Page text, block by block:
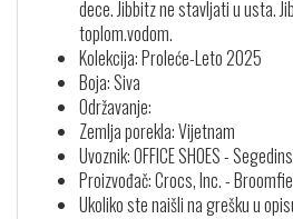
dece. Jibbitz ne stavljati u usta.
toplom.vodom.
Kolekcija: Proleće-Leto 2025
Boja: Siva
Održavanje:
Zemlja porekla: Vijetnam
Uvoznik: OFFICE SHOES -
Proizvođač: Crocs, Inc. -
Ukoliko ste naišli na grešku u